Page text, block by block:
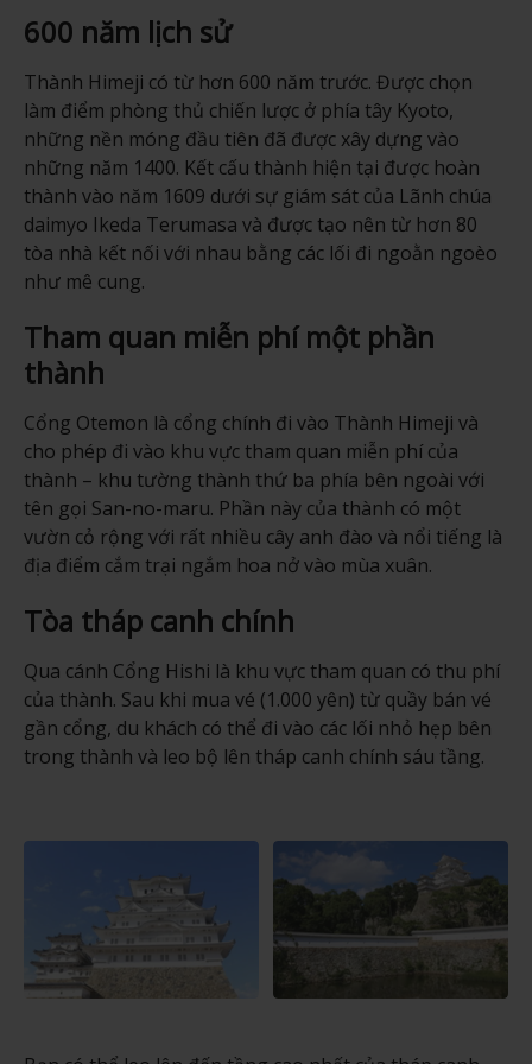
600 năm lịch sử
Thành Himeji có từ hơn 600 năm trước. Được chọn
làm điểm phòng thủ chiến lược ở phía tây Kyoto,
những nền móng đầu tiên đã được xây dựng vào
những năm 1400. Kết cấu thành hiện tại được hoàn
thành vào năm 1609 dưới sự giám sát của Lãnh chúa
daimyo Ikeda Terumasa và được tạo nên từ hơn 80
tòa nhà kết nối với nhau bằng các lối đi ngoằn ngoèo
như mê cung.
Tham quan miễn phí một phần
thành
Cổng Otemon là cổng chính đi vào Thành Himeji và
cho phép đi vào khu vực tham quan miễn phí của
thành – khu tường thành thứ ba phía bên ngoài với
tên gọi San-no-maru. Phần này của thành có một
vườn cỏ rộng với rất nhiều cây anh đào và nổi tiếng là
địa điểm cắm trại ngắm hoa nở vào mùa xuân.
Tòa tháp canh chính
Qua cánh Cổng Hishi là khu vực tham quan có thu phí
của thành. Sau khi mua vé (1.000 yên) từ quầy bán vé
gần cổng, du khách có thể đi vào các lối nhỏ hẹp bên
trong thành và leo bộ lên tháp canh chính sáu tầng.